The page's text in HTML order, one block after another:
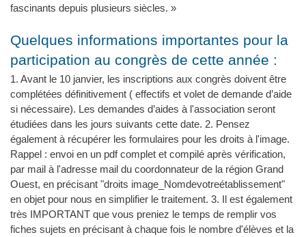
fascinants depuis plusieurs siècles. »
Quelques informations importantes pour la
participation au congrès de cette année :
1. Avant le 10 janvier, les inscriptions aux congrès doivent être
complétées définitivement ( effectifs et volet de demande d’aide
si nécessaire). Les demandes d’aides à l'association seront
étudiées dans les jours suivants cette date. 2. Pensez
également à récupérer les formulaires pour les droits à l'image.
Rappel : envoi en un pdf complet et compilé après vérification,
par mail à l'adresse mail du coordonnateur de la région Grand
Ouest, en précisant "droits image_Nomdevotreétablissement"
en objet pour nous en simplifier le traitement. 3. Il est également
très IMPORTANT que vous preniez le temps de remplir vos
fiches sujets en précisant à chaque fois le nombre d'élèves et la